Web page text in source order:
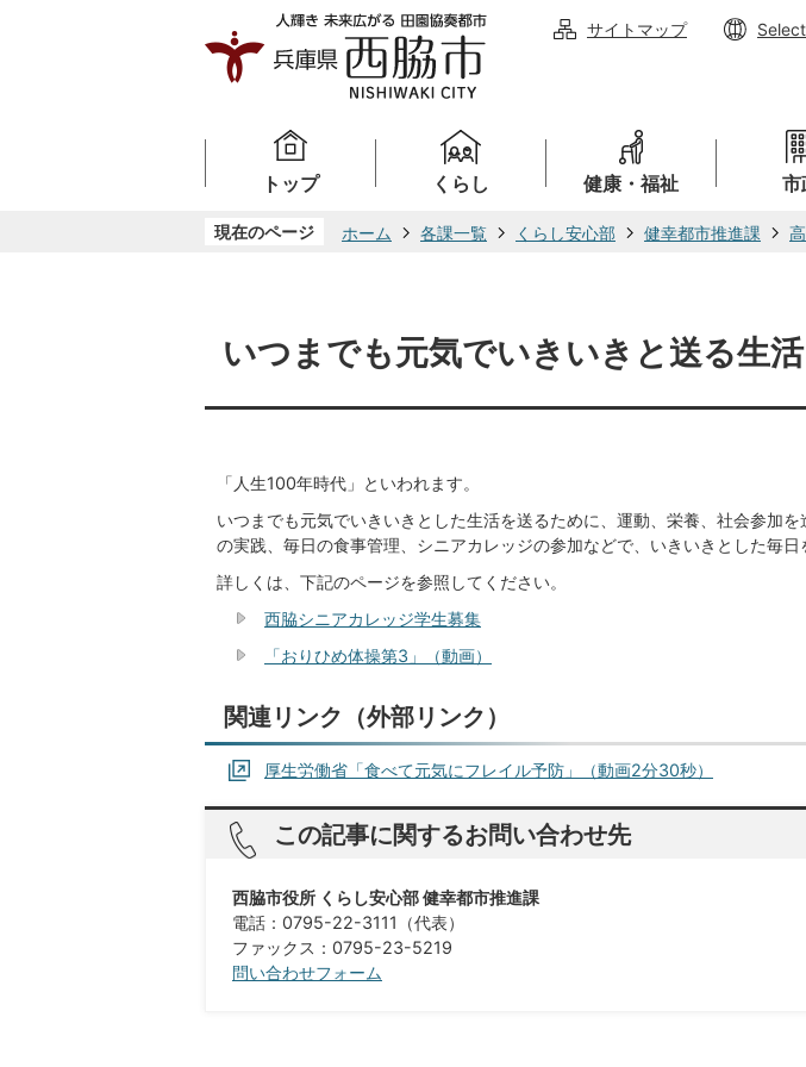
サイトマップ
トップ くらし 健康・福祉 市
現在のページ ホーム 各課一覧 くらし安心部 健幸都市推進課
いつまでも元気でいきいきと送る生
「人生100年時代」といわれます。
いつまでも元気でいきいきとした生活を送るために、運動、栄養、社会参加
の実践、毎日の食事管理、シニアカレッジの参加などで、いきいきとした毎日
詳しくは、下記のページを参照してください。
西脇シニアカレッジ学生募集
「おりひめ体操第3」（動画）
関連リンク（外部リンク）
厚生労働省「食べて元気にフレイル予防」（動画2分30秒）
この記事に関するお問い合わせ先
西脇市役所 くらし安心部 健幸都市推進課
電話：0795-22-3111（代表）
​​​​​​​ファックス：0795-23-5219
問い合わせフォーム